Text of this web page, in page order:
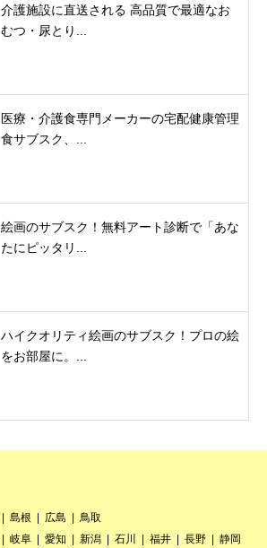
介護施設に直送される 高品質で最適なお
むつ・尿とり...
医療・介護食専門メーカーの宅配健康管理
食サブスク、...
絵画のサブスク！無料アート診断で「あな
たにピッタリ...
ハイクオリティ絵画のサブスク！プロの絵
をお部屋に。...
島根 広島
鳥取
岐阜 愛知 新潟 石川 福井 長野
静岡